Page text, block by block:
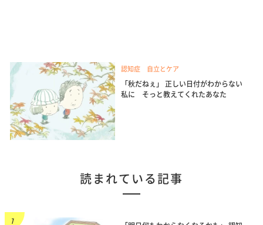
認知症 自立とケア
「秋だねぇ」 正しい日付がわからない
私に そっと教えてくれたあなた
読まれている記事